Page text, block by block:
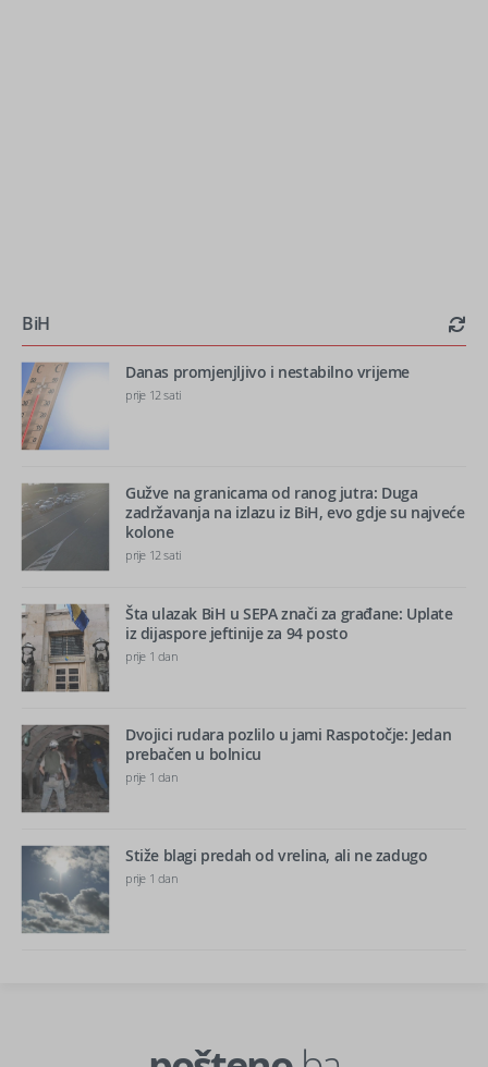
BiH
Danas promjenjljivo i nestabilno vrijeme
prije 12 sati
Gužve na granicama od ranog jutra: Duga
zadržavanja na izlazu iz BiH, evo gdje su najveće
kolone
prije 12 sati
Šta ulazak BiH u SEPA znači za građane: Uplate
iz dijaspore jeftinije za 94 posto
prije 1 dan
Dvojici rudara pozlilo u jami Raspotočje: Jedan
prebačen u bolnicu
prije 1 dan
Stiže blagi predah od vrelina, ali ne zadugo
prije 1 dan